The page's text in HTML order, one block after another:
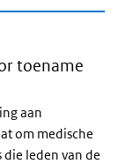
toename
aan
om medische
die leden van de